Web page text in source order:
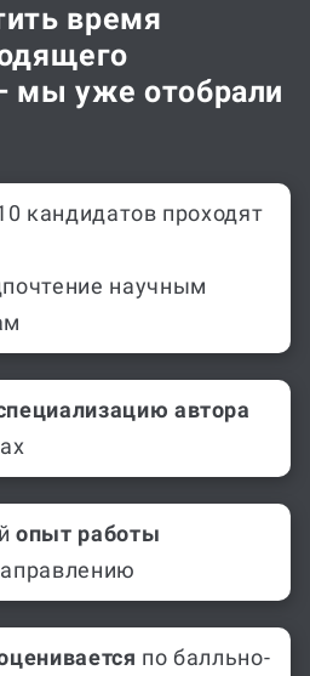
время
мы уже отобрали
кандидатов проходят
научным
автора
опыт работы
по балльно-